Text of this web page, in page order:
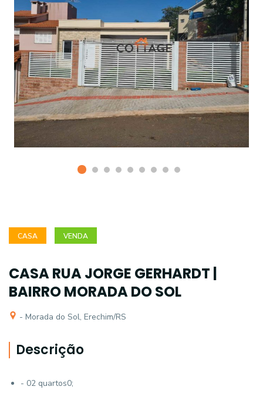
CASA VENDA
CASA RUA JORGE GERHARDT |
BAIRRO MORADA DO SOL
- Morada do Sol, Erechim/RS
Descrição
- 02 quartos0;